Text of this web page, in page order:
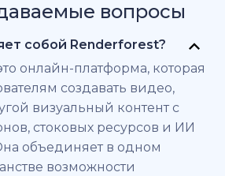
вопросы
собой Renderforest?
онлайн-платформа, которая
создавать видео,
визуальный контент с
стоковых ресурсов и ИИ
объединяет в одном
возможности